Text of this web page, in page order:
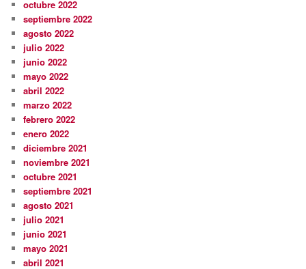
octubre 2022
septiembre 2022
agosto 2022
julio 2022
junio 2022
mayo 2022
abril 2022
marzo 2022
febrero 2022
enero 2022
diciembre 2021
noviembre 2021
octubre 2021
septiembre 2021
agosto 2021
julio 2021
junio 2021
mayo 2021
abril 2021